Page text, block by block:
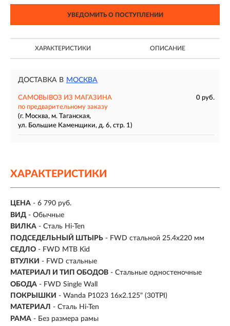
УВЕДОМИТЬ О ПОСТУПЛЕНИИ
ХАРАКТЕРИСТИКИ ОПИСАНИЕ
ДОСТАВКА В МОСКВА
САМОВЫВОЗ ИЗ МАГАЗИНА
0 руб.
по предварительному заказу
(г. Москва, м. Таганская,
ул. Большие Каменщики, д. 6, стр. 1)
ХАРАКТЕРИСТИКИ
ЦЕНА - 6 790 руб.
ВИД - Обычные
ВИЛКА - Сталь Hi-Ten
ПОДСЕДЕЛЬНЫЙ ШТЫРЬ - FWD стальной 25.4x220 мм
СЕДЛО - FWD MTB Kid
ВТУЛКИ - FWD стальные
МАТЕРИАЛ И ТИП ОБОДОВ - Стальные одностеночные
ОБОДА - FWD Single Wall
ПОКРЫШКИ - Wanda P1023 16x2.125" (30TPI)
МАТЕРИАЛ - Сталь Hi-Ten
РАМА - Без размера рамы